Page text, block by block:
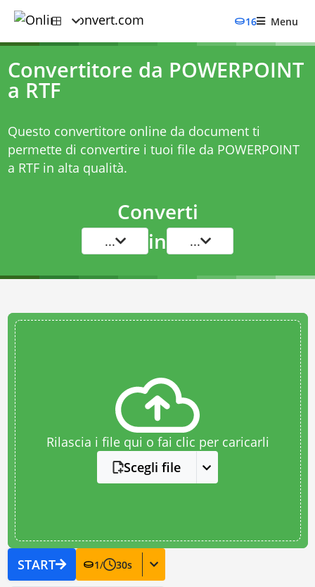
16 Menu
Convertitore da POWERPOINT
a RTF
Questo convertitore online da document ti
permette di convertire i tuoi file da POWERPOINT
a RTF in alta qualità.
Converti
... in ...
Rilascia i file qui o fai clic per caricarli
Scegli file
START 1/ 30s